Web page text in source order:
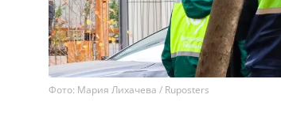
Фото: Мария Лихачева / Ruposters